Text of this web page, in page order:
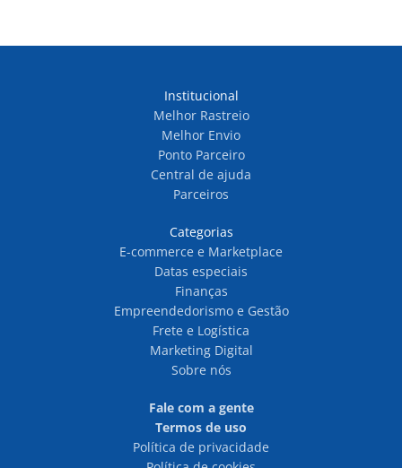
Institucional
Melhor Rastreio
Melhor Envio
Ponto Parceiro
Central de ajuda
Parceiros
Categorias
E-commerce e Marketplace
Datas especiais
Finanças
Empreendedorismo e Gestão
Frete e Logística
Marketing Digital
Sobre nós
Fale com a gente
Termos de uso
Política de privacidade